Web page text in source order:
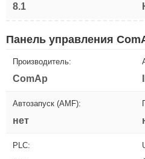
8.1
Панель управления
Производитель:
ComAp
Автозапуск (AMF):
нет
PLC: